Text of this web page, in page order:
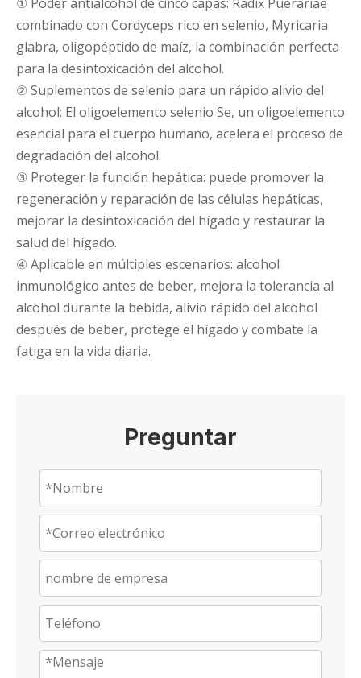
combinado con Cordyceps rico en selenio, Myricaria
glabra, oligopéptido de maíz, la combinación perfecta
para la desintoxicación del alcohol.
② Suplementos de selenio para un rápido alivio del
alcohol: El oligoelemento selenio Se, un oligoelemento
esencial para el cuerpo humano, acelera el proceso de
degradación del alcohol.
③ Proteger la función hepática: puede promover la
regeneración y reparación de las células hepáticas,
mejorar la desintoxicación del hígado y restaurar la
salud del hígado.
④ Aplicable en múltiples escenarios: alcohol
inmunológico antes de beber, mejora la tolerancia al
alcohol durante la bebida, alivio rápido del alcohol
después de beber, protege el hígado y combate la
fatiga en la vida diaria.
Preguntar